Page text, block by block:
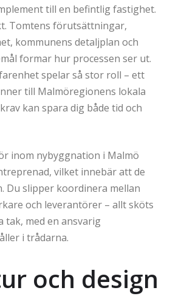
till en befintlig fastighet.
Tomtens förutsättningar,
kommunens detaljplan och
formar hur processen ser ut.
spelar så stor roll – ett
till Malmöregionens lokala
kan spara dig både tid och
inom nybyggnation i Malmö
vilket innebär att de
Du slipper koordinera mellan
och leverantörer – allt sköts
tak, med en ansvarig
i trådarna.
och design